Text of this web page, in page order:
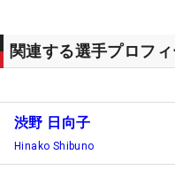
関連する選手プロフ
渋野 日向子
Hinako Shibuno